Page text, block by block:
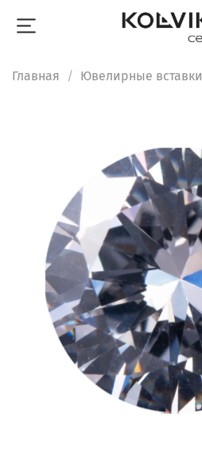
Главная Ювелирные вставки